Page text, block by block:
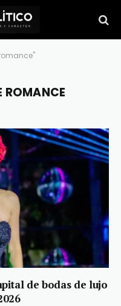
ROMANCE
de bodas de lujo